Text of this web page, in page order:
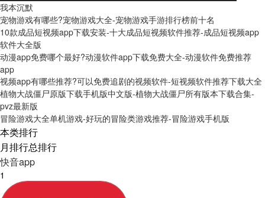
我本沉默
宠物游戏有哪些?宠物游戏大全-宠物游戏手游排行榜前十名
10款成品短视频app下载安装-十大成品短视频软件推荐-成品短视频app
软件大全版
动漫app免费哪个最好?动漫软件app下载免费大全-动漫软件免费推荐
app
视频app有哪些推荐?可以免费追剧的视频软件-短视频软件推荐下载大全
植物大战僵尸原版下载手机版中文版-植物大战僵尸所有版本下载合集-
pvz最新版
冒险游戏大全单机游戏-好玩的冒险类游戏推荐-冒险游戏手机版
本类排行
月排行总排行
快音app
1